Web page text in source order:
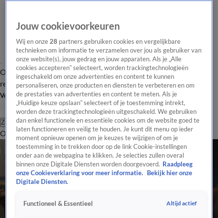
Overzicht Laatste nieuws Regionieuws Het beste van Hart
Tip de
redactie
Volg Hart van Nederland
Zoeken
OverzichtRegioUitzendingenWeerTip de redactiePanelVideo's
Jouw cookievoorkeuren
Wij en onze28 partners gebruiken cookies en vergelijkbare
technieken om informatie te verzamelen over jou als gebruiker van
onze website(s), jouw gedrag en jouw apparaten. Als je „Alle
cookies accepteren” selecteert, worden trackingtechnologieën
ingeschakeld om onze advertenties en content te kunnen
personaliseren, onze producten en diensten te verbeteren en om
de prestaties van advertenties en content te meten. Als je
„Huidige keuze opslaan” selecteert of je toestemming intrekt,
worden deze trackingtechnologieën uitgeschakeld. We gebruiken
dan enkel functionele en essentiële cookies om de website goed te
laten functioneren en veilig te houden. Je kunt dit menu op ieder
moment opnieuw openen om je keuzes te wijzigen of om je
toestemming in te trekken door op de link Cookie-instellingen
onder aan de webpagina te klikken. Je selecties zullen overal
binnen onze Digitale Diensten worden doorgevoerd. Raadpleeg
onze Cookieverklaring voor meer informatie.
Bekijk hier onze
Digitale Diensten.
Functioneel & Essentieel Altijd actief